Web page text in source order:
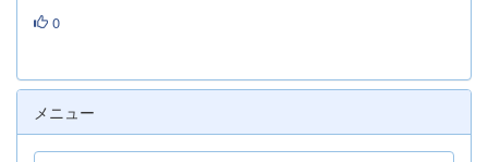
0
メニュー